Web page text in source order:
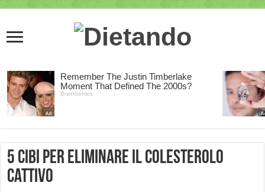
5 cibi per eliminare il colesterolo
cattivo